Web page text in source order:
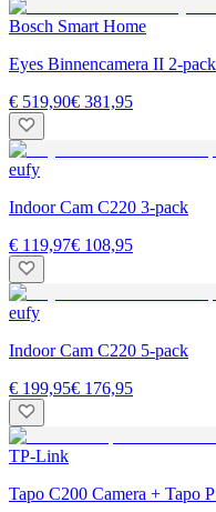
Bosch Smart Home
Eyes Binnencamera II 2-pack
€ 519,90€ 381,95
eufy
Indoor Cam C220 3-pack
€ 119,97€ 108,95
eufy
Indoor Cam C220 5-pack
€ 199,95€ 176,95
TP-Link
Tapo C200 Camera + Tapo